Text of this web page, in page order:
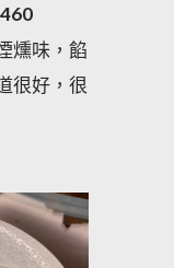
燻味，餡
很好，很